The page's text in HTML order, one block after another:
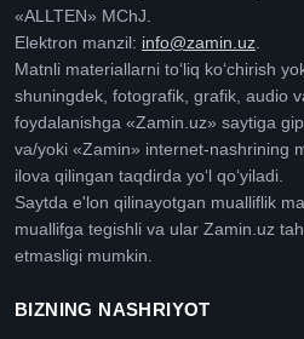
«ALLTEN» MChJ.
Elektron manzil: info@zamin.uz
Matnli materiallarni toʻliq koʻchirish
shuningdek, fotografik, grafik, audio
foydalanishga «Zamin.uz» saytiga
va/yoki «Zamin» internet-nashrining
ilova qilingan taqdirda yoʻl qoʻyiladi.
Saytda e'lon qilinayotgan mualliflik
muallifga tegishli va ular Zamin.uz
etmasligi mumkin.
BIZNING NASHRIYOT